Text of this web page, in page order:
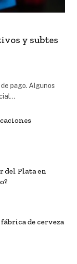
y subtes
pago. Algunos
del Plata en
de cerveza